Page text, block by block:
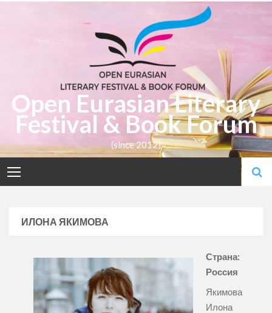
Open Eurasian Literary
Festival & Book Forum
(since 2012)
ИЛОНА ЯКИМОВА
Страна:
Россия
Якимова
Илона